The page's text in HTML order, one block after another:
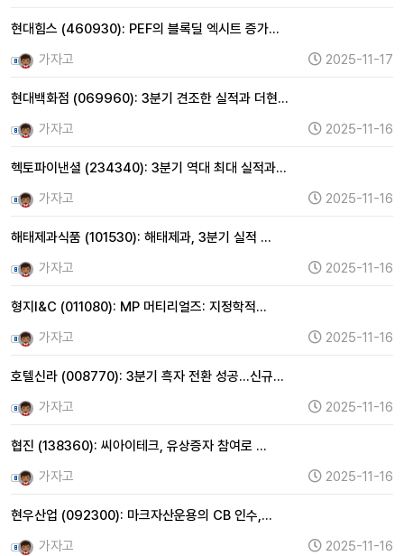
현대힘스 (460930): PEF의 블록딜 엑시트 증가…
가자고
2025-11-17
현대백화점 (069960): 3분기 견조한 실적과 더현…
가자고
2025-11-16
헥토파이낸셜 (234340): 3분기 역대 최대 실적과…
가자고
2025-11-16
해태제과식품 (101530): 해태제과, 3분기 실적 …
가자고
2025-11-16
형지I&C (011080): MP 머티리얼즈: 지정학적…
가자고
2025-11-16
호텔신라 (008770): 3분기 흑자 전환 성공…신규…
가자고
2025-11-16
협진 (138360): 씨아이테크, 유상증자 참여로 …
가자고
2025-11-16
현우산업 (092300): 마크자산운용의 CB 인수,…
가자고
2025-11-16